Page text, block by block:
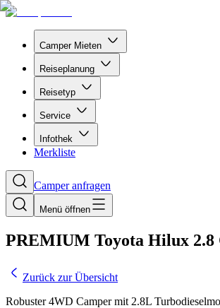
Camper Mieten
Reiseplanung
Reisetyp
Service
Infothek
Merkliste
Camper anfragen
Menü öffnen
PREMIUM Toyota Hilux 2.8
Zurück zur Übersicht
Robuster 4WD Camper mit 2.8L